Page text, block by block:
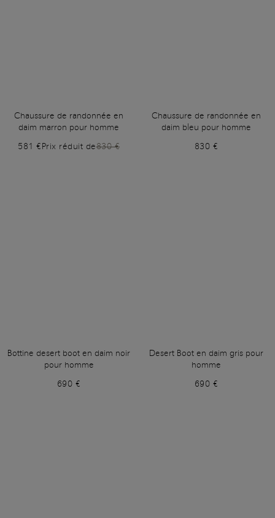
Chaussure de randonnée en
daim marron pour homme
581 €Prix réduit de830 €
Chaussure de randonnée en
daim bleu pour homme
830 €
Bottine desert boot en daim noir
pour homme
690 €
Desert Boot en daim gris pour
homme
690 €